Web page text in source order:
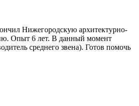
Нижегородскую архитектурно-
Опыт 6 лет. В данный момент
среднего звена). Готов помочь